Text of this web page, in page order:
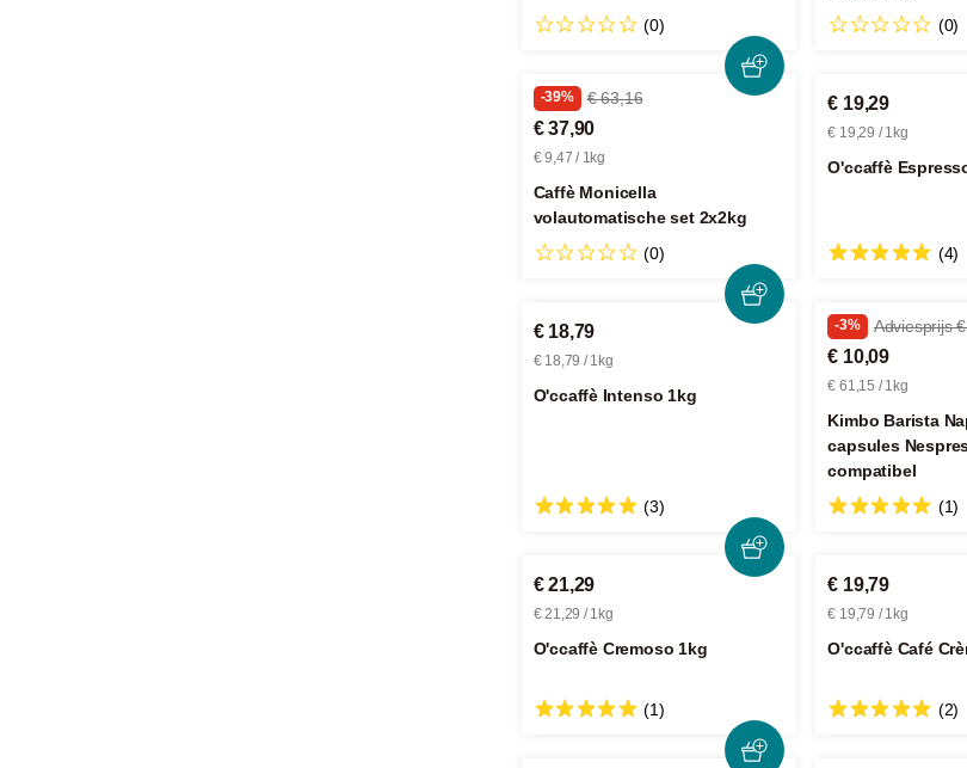
(0)
(0)
-39% € 63,16
€ 37,90
€ 9,47 / 1kg
Caffè Monicella
volautomatische set 2x2kg
(0)
€ 19,29
€ 19,29 / 1kg
O'ccaffè
(4)
€ 18,79
€ 18,79 / 1kg
O'ccaffè Intenso 1kg
(3)
-3% Adviesprijs
€ 10,09
€ 61,15 / 1kg
Kimbo Barista
capsules
compatibel
(1)
€ 21,29
€ 21,29 / 1kg
O'ccaffè Cremoso 1kg
(1)
€ 19,79
€ 19,79 / 1kg
O'ccaffè Café
(2)